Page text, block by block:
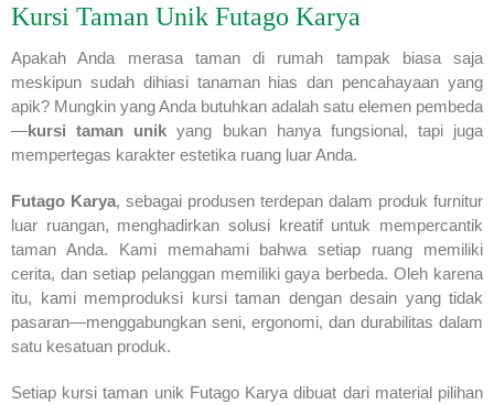
Kursi Taman Unik Futago Karya
Apakah Anda merasa taman di rumah tampak biasa saja
meskipun sudah dihiasi tanaman hias dan pencahayaan yang
apik? Mungkin yang Anda butuhkan adalah satu elemen pembeda
—kursi taman unik yang bukan hanya fungsional, tapi juga
mempertegas karakter estetika ruang luar Anda.
Futago Karya, sebagai produsen terdepan dalam produk furnitur
luar ruangan, menghadirkan solusi kreatif untuk mempercantik
taman Anda. Kami memahami bahwa setiap ruang memiliki
cerita, dan setiap pelanggan memiliki gaya berbeda. Oleh karena
itu, kami memproduksi kursi taman dengan desain yang tidak
pasaran—menggabungkan seni, ergonomi, dan durabilitas dalam
satu kesatuan produk.
Setiap kursi taman unik Futago Karya dibuat dari material pilihan